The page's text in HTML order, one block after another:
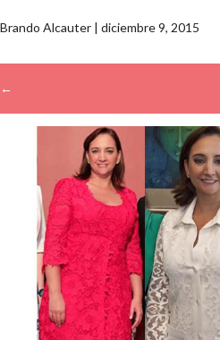
Brando Alcauter | diciembre 9, 2015
←